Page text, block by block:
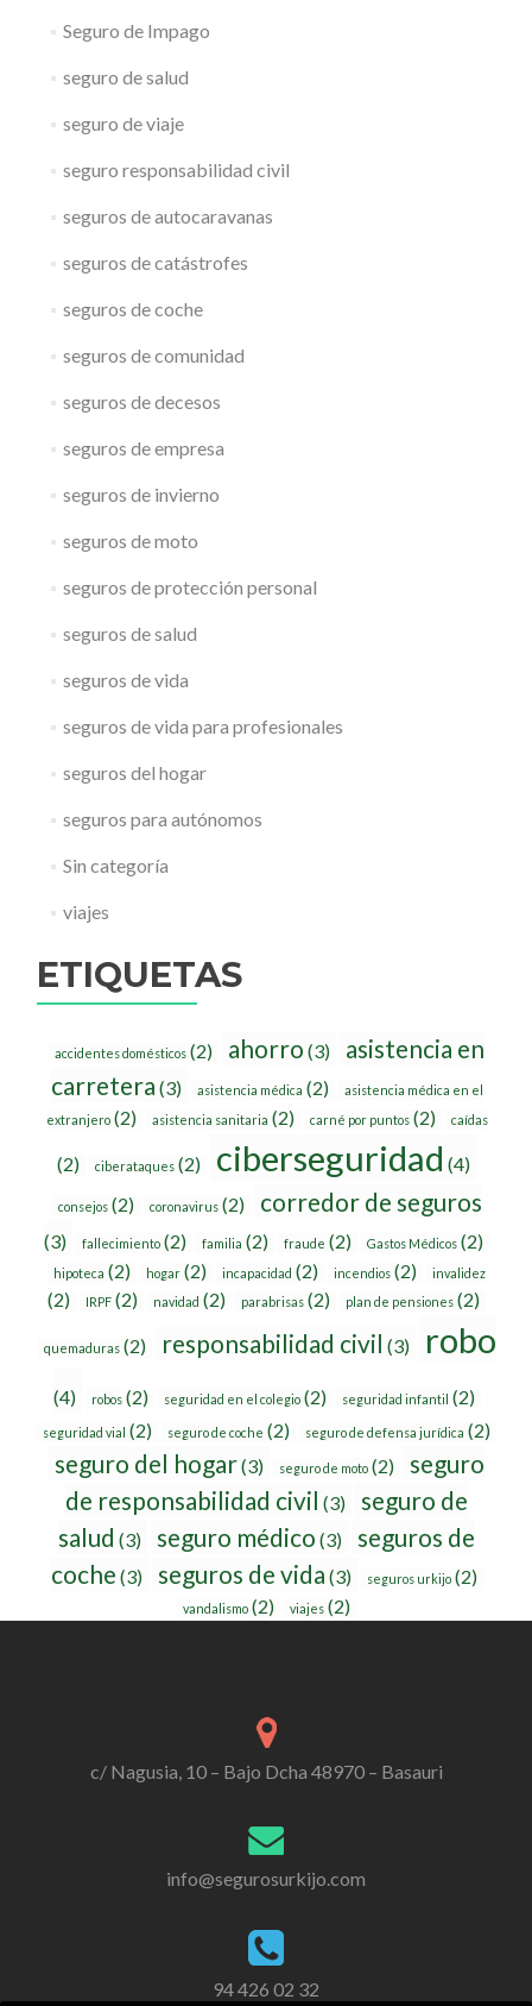
Seguro de Impago
seguro de salud
seguro de viaje
seguro responsabilidad civil
seguros de autocaravanas
seguros de catástrofes
seguros de coche
seguros de comunidad
seguros de decesos
seguros de empresa
seguros de invierno
seguros de moto
seguros de protección personal
seguros de salud
seguros de vida
seguros de vida para profesionales
seguros del hogar
seguros para autónomos
Sin categoría
viajes
ETIQUETAS
accidentes domésticos (2) ahorro (3)
asistencia en
carretera (3) asistencia médica (2)
asistencia médica en el
extranjero(2) asistencia sanitaria (2) carné por puntos(2) caídas
(2) ciberataques (2) ciberseguridad (4)
consejos(2) coronavirus(2) corredor de seguros
(3) fallecimiento (2) familia (2) fraude (2) Gastos Médicos (2)
hipoteca (2) hogar (2) incapacidad (2) incendios (2) invalidez
(2) IRPF (2) navidad (2) parabrisas (2) plan de pensiones (2)
quemaduras(2) responsabilidad civil (3) robo
(4) robos(2) seguridad en el colegio(2) seguridad infantil (2)
seguridad vial (2) seguro de coche (2) seguro de defensa jurídica (2)
seguro del hogar(3) seguro de moto (2)
seguro
de responsabilidad civil (3)
seguro de
salud (3) seguro médico (3)
seguros de
coche (3) seguros de vida (3) seguros urkijo(2)
vandalismo (2) viajes (2)
c/ Nagusia, 10 – Bajo Dcha 48970 – Basauri
info@segurosurkijo.com
94 426 02 32